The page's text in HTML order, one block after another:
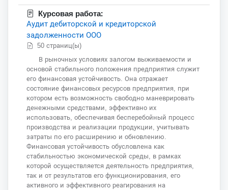
Курсовая работа:
Аудит дебиторской и кредиторской
задолженности ООО
50 страниц(ы)
В рыночных условиях залогом выживаемости и
основой стабильного положения предприятия служит
его финансовая устойчивость. Она отражает
состояние финансовых ресурсов предприятия, при
котором есть возможность свободно маневрировать
денежными средствами, эффективно их
использовать, обеспечивая бесперебойный процесс
производства и реализации продукции, учитывать
затраты по его расширению и обновлению.
Финансовая устойчивость обусловлена как
стабильностью экономической среды, в рамках
которой осуществляется деятельность предприятия,
так и от результатов его функционирования, его
активного и эффективного реагирования на